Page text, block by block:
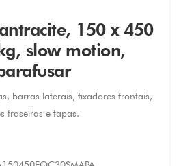
150 x 450
slow motion,
barras laterais, fixadores frontais,
traseiras e tapas.